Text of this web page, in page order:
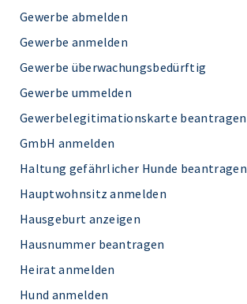
Gewerbe abmelden
Gewerbe anmelden
Gewerbe überwachungsbedürftig
Gewerbe ummelden
Gewerbelegitimationskarte beantragen
GmbH anmelden
Haltung gefährlicher Hunde beantragen
Hauptwohnsitz anmelden
Hausgeburt anzeigen
Hausnummer beantragen
Heirat anmelden
Hund anmelden